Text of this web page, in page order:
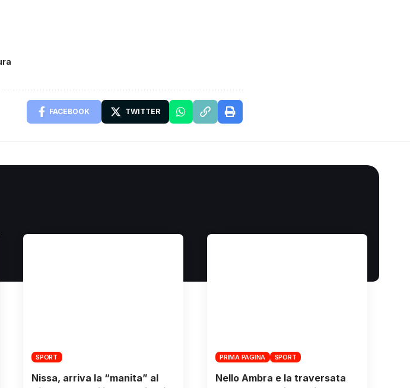
FACEBOOK TWITTER
SPORT
Nissa, arriva la “manita” al
PRIMA PAGINA SPORT
Nello Ambra e la traversata